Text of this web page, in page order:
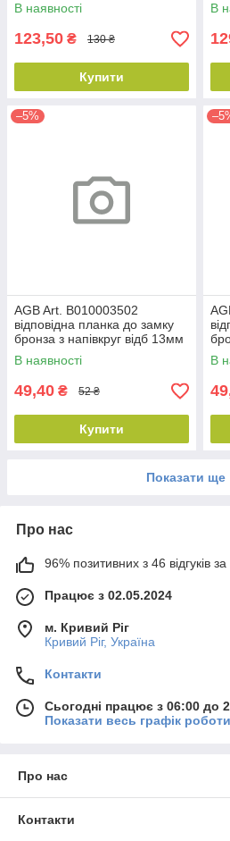
В наявності
123,50 ₴ 130 ₴
Купити
В
–5%
AGB Art. B010003502
відповідна планка до замку
бронза з напівкруг відб 13мм
пр DX
В наявності
49,40 ₴ 52 ₴
Купити
лів
В
Показати ще
Про нас
96% позитивних з 46 відгуків за
Працює з 02.05.2024
м. Кривий Ріг
Кривий Ріг, Україна
Контакти
Сьогодні працює з 06:00 до
Показати весь графік роботи
Про нас
Контакти